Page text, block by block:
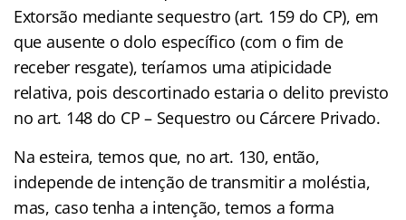
Extorsão mediante sequestro (art. 159 do CP), em
que ausente o dolo específico (com o fim de
receber resgate), teríamos uma atipicidade
relativa, pois descortinado estaria o delito previsto
no art. 148 do CP – Sequestro ou Cárcere Privado.
Na esteira, temos que, no art. 130, então,
independe de intenção de transmitir a moléstia,
mas, caso tenha a intenção, temos a forma